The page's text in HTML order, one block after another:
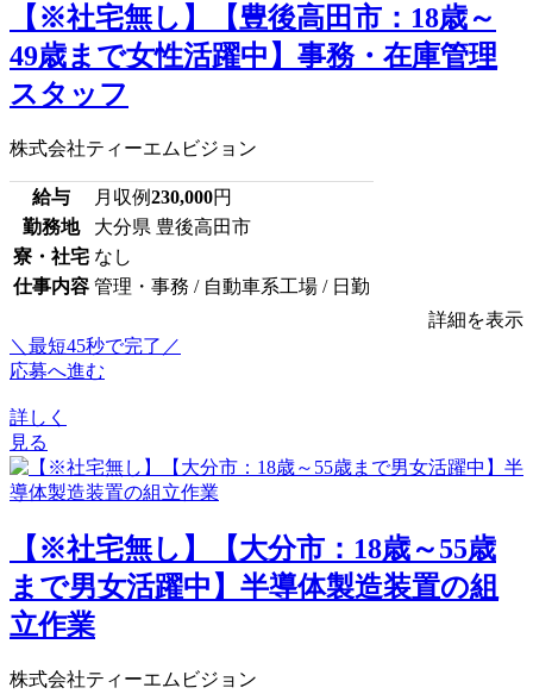
【※社宅無し】【豊後高田市：18歳～
49歳まで女性活躍中】事務・在庫管理
スタッフ
株式会社ティーエムビジョン
給与 月収例230,000円
勤務地
大分県 豊後高田市
寮・社宅 なし
仕事内容 管理・事務 / 自動車系工場 / 日勤
詳細を表示
＼最短45秒で完了／
応募へ進む
詳しく
見る
【※社宅無し】【大分市：18歳～55歳
まで男女活躍中】半導体製造装置の組
立作業
株式会社ティーエムビジョン